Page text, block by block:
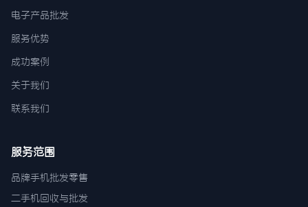
电子产品批发
服务优势
成功案例
关于我们
联系我们
服务范围
品牌手机批发零售
二手机回收与批发